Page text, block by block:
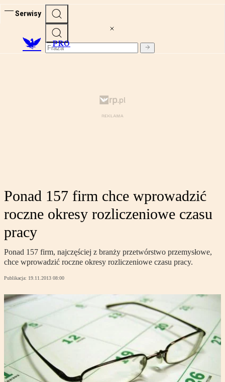
Serwisy
PRO
Ponad 157 firm chce wprowadzić
roczne okresy rozliczeniowe czasu
pracy
Ponad 157 firm, najczęściej z branży przetwórstwo przemysłowe,
chce wprowadzić roczne okresy rozliczeniowe czasu pracy.
Publikacja: 19.11.2013 08:00